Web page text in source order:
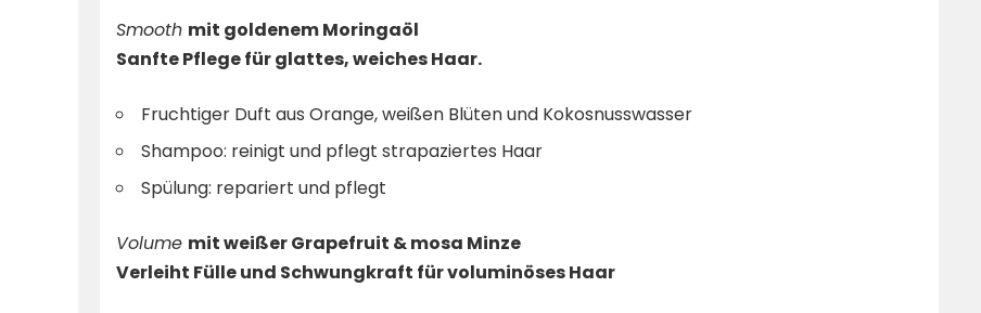
Smooth mit goldenem Moringaöl
Sanfte Pflege für glattes, weiches Haar.
Fruchtiger Duft aus Orange, weißen Blüten und Kokosnusswasser
Shampoo: reinigt und pflegt strapaziertes Haar
Spülung: repariert und pflegt
Volume mit weißer Grapefruit & mosa Minze
Verleiht Fülle und Schwungkraft für voluminöses Haar